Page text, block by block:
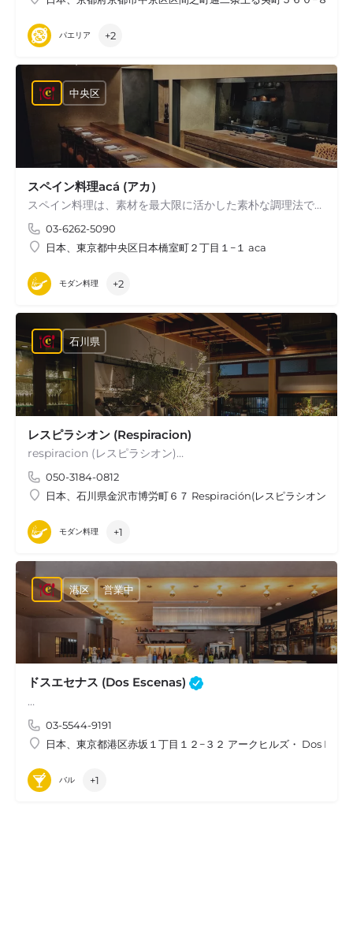
パエリア +2
スペイン料理acá (アカ）
スペイン料理は、素材を最大限に活かした素朴な調理法でありながら、枠に囚われずに自由な表現の仕方でお客様に楽しんでいただける料理だと僕は感じています。古典的なスペイン料理に、僕の新しいアイディアを積極的に加えた acá…
03-6262-5090
日本、東京都中央区日本橋室町２丁目１−１ aca
中央区
モダン料理 +2
レスピラシオン (Respiracion)
respiracion (レスピラシオン)…
050-3184-0812
日本、石川県金沢市博労町６７ Respiración(レスピラシオン)
石川県
モダン料理 +1
ドスエセナス (Dos Escenas)
…
03-5544-9191
日本、東京都港区赤坂１丁目１２−３２ アークヒルズ・ Dos
港区 営業中
バル +1